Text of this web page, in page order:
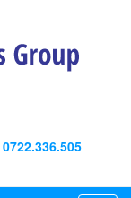
0722.336.505